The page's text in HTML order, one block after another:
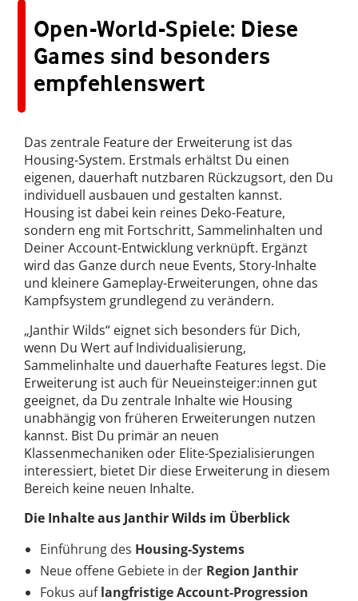
Open-World-Spiele: Diese
Games sind besonders
empfehlenswert
Das zentrale Feature der Erweiterung ist das
Housing-System. Erstmals erhältst Du einen
eigenen, dauerhaft nutzbaren Rückzugsort, den Du
individuell ausbauen und gestalten kannst.
Housing ist dabei kein reines Deko-Feature,
sondern eng mit Fortschritt, Sammelinhalten und
Deiner Account-Entwicklung verknüpft. Ergänzt
wird das Ganze durch neue Events, Story-Inhalte
und kleinere Gameplay-Erweiterungen, ohne das
Kampfsystem grundlegend zu verändern.
„Janthir Wilds“ eignet sich besonders für Dich,
wenn Du Wert auf Individualisierung,
Sammelinhalte und dauerhafte Features legst. Die
Erweiterung ist auch für Neueinsteiger:innen gut
geeignet, da Du zentrale Inhalte wie Housing
unabhängig von früheren Erweiterungen nutzen
kannst. Bist Du primär an neuen
Klassenmechaniken oder Elite-Spezialisierungen
interessiert, bietet Dir diese Erweiterung in diesem
Bereich keine neuen Inhalte.
Die Inhalte aus Janthir Wilds im Überblick
Einführung des Housing-Systems
Neue offene Gebiete in der Region Janthir
Fokus auflangfristige Account-Progression